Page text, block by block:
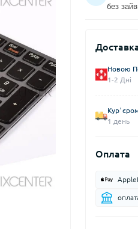
без
Новою
1-2 Дні
1 день
Оплата